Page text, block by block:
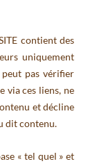
contient des
uniquement
peut pas vérifier
via ces liens, ne
et décline
dit contenu.
« tel quel » et